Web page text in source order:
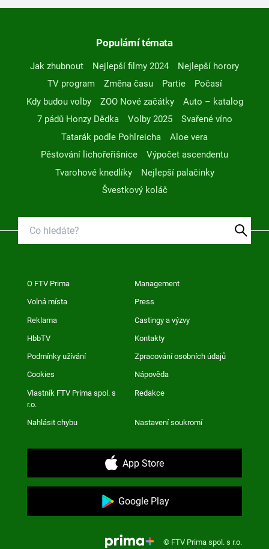
Populární témata
Jak zhubnout Nejlepší filmy 2024
Nejlepší horory
TV program
Změna času Partie
Počasí
Kdy budou volby
ZOO Nové začátky
Auto – katalog
7 pádů Honzy Dědka
Volby 2025
Svařené víno
Tatarák podle Pohlreicha
Aloe vera
Pěstování lichořeřišnice
Výpočet ascendentu
Tvarohové knedlíky
Nejlepší palačinky
Švestkový koláč
O FTV Prima Management
Volná místa Press
Reklama Castingy a výzvy
HbbTV Kontakty
Podmínky užívání Zpracování osobních údajů
Cookies Nápověda
Vlastník FTV Prima spol. s
r.o.
Redakce
Nahlásit chybu Nastavení soukromí
App Store
Google Play
© FTV Prima spol. s r.o.